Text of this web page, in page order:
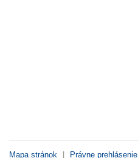
Mapa stránok Právne prehlásenie